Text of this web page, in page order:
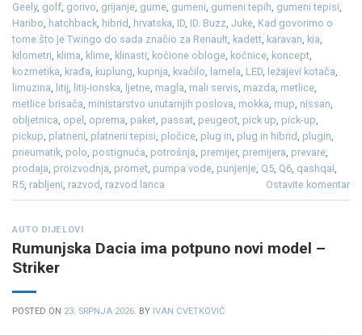
Geely, golf, gorivo, grijanje, gume, gumeni, gumeni tepih, gumeni tepisi,
Haribo, hatchback, hibrid, hrvatska, ID, ID. Buzz, Juke, Kad govorimo o
tome što je Twingo do sada značio za Renault, kadett, karavan, kia,
kilometri, klima, klime, klinasti, kočione obloge, kočnice, koncept,
kozmetika, krađa, kuplung, kupnja, kvačilo, lamela, LED, ležajevi kotača,
limuzina, litij, litij-ionska, ljetne, magla, mali servis, mazda, metlice,
metlice brisača, ministarstvo unutarnjih poslova, mokka, mup, nissan,
obljetnica, opel , oprema, paket, passat, peugeot, pick up, pick-up,
pickup, platneni, platneni tepisi, pločice, plug in, plug in hibrid, plugin,
pneumatik, polo, postignuća, potrošnja, premijer, premijera, prevare,
prodaja, proizvodnja, promet, pumpa vode, punjenje, Q5, Q6, qashqai,
R5, rabljeni, razvod, razvod lanca Ostavite komentar
AUTO DIJELOVI
Rumunjska Dacia ima potpuno novi model –
Striker
POSTED ON 23. SRPNJA 2026. BY IVAN CVETKOVIĆ